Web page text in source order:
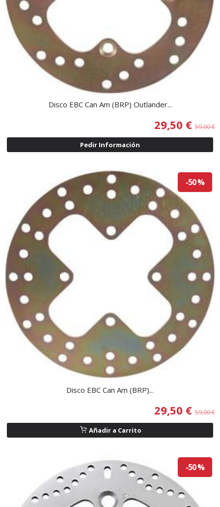
Disco EBC Can Am (BRP) Outlander...
29,50 € 59,00 €
Pedir Información
-50 %
Disco EBC Can Am (BRP)...
29,50 € 59,00 €
Añadir a Carrito
-50 %